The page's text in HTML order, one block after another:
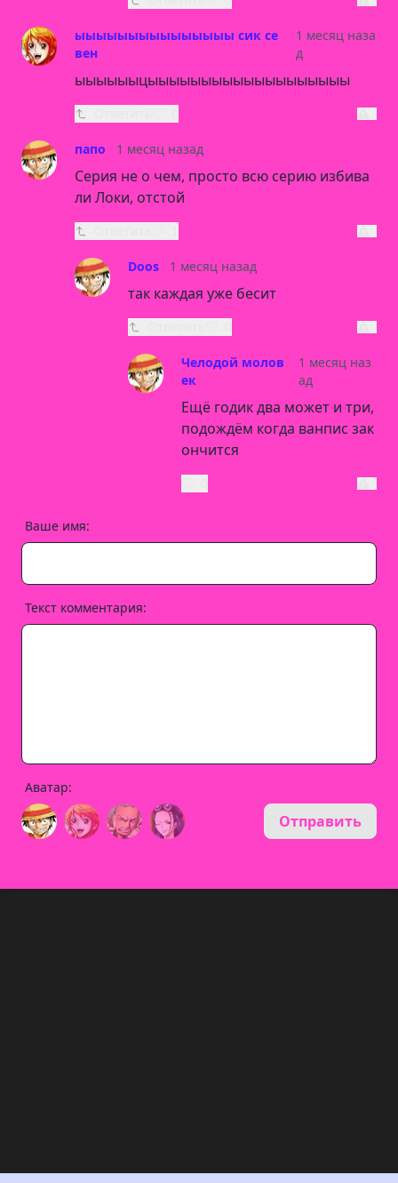
ыыыыыыыыыыыыыыы сик се
вен
1 месяц наза
д
ыыыыыыцыыыыыыыыыыыыыыыыыыы
папо 1 месяц назад
Серия не о чем, просто всю серию избива
ли Локи, отстой
Doos 1 месяц назад
так каждая уже бесит
Челодой молов
ек
1 месяц наз
ад
Ещё годик два может и три,
подождём когда ванпис зак
ончится
Ваше имя:
Текст комментария:
Аватар:
Отправить